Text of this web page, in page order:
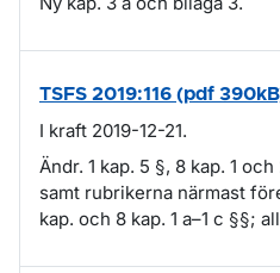
TSFS 2019:116 (pdf
I kraft 2019-12-21.
Ändr. 1 kap. 5 §, 8 kap. 1
samt rubrikerna närmast
kap. och 8 kap. 1 a–1 c §§;